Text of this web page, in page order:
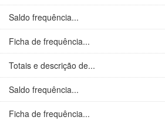
Saldo frequência...
Ficha de frequência...
Totais e descrição de...
Saldo frequência...
Ficha de frequência...